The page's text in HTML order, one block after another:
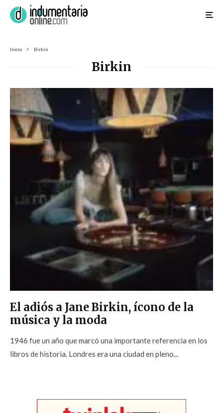
Inicio Birkin
Birkin
El adiós a Jane Birkin, ícono de la
música y la moda
1946 fue un año que marcó una importante referencia en los
libros de historia. Londres era una ciudad en pleno...